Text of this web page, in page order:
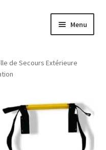
Menu
de Secours Extérieure